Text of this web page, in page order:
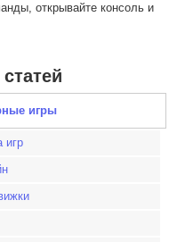
открывайте консоль и
игры
игр